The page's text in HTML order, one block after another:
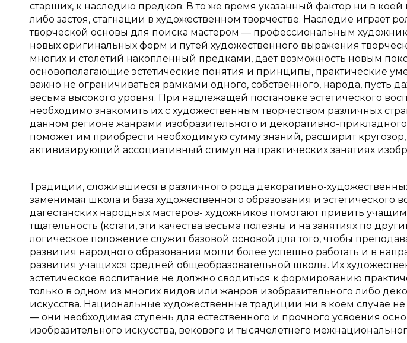
старших, к наследию предков. В то же время указанный фактор ни в коей
либо застоя, стагнации в художественном творчестве. Наследие играет
творческой основы для поиска мастером — профессиональным
новых оригинальных форм и путей художественного выражения
многих и столетий накопленный предками, дает возможность новым
основополагающие эстетические понятия и принципы, практические
важно не ограничиваться рамками одного, собственного, народа, пусть
весьма высокого уровня. При надлежащей постановке эстетического
необходимо знакомить их с художественным творчеством различных
данном регионе жанрами изобразительного и декоративно-прикладного
поможет им приобрести необходимую сумму знаний, расширит кругозор,
активизирующий ассоциативный стимул на практических занятиях
Традиции, сложившиеся в различного рода декоративно-
заменимая школа и база художественного образования и эстетического
дагестанских народных мастеров- художников помогают привить
тщательность (кстати, эти качества весьма полезны и на занятиях по
логическое положение служит базовой основой для того, чтобы
развития народного образования могли более успешно работать и в
развития учащихся средней общеобразовательной школы. Их
эстетическое воспитание не должно сводиться к формированию
только в одном из многих видов или жанров изобразительного либо
искусства. Национальные художественные традиции ни в коем случае
— они необходимая ступень для естественного и прочного усвоения
изобразительного искусства, векового и тысячелетнего